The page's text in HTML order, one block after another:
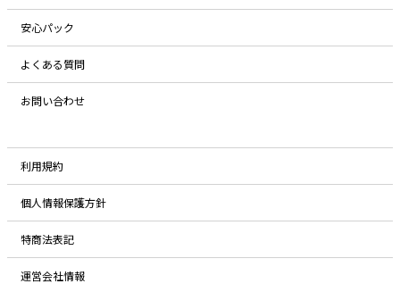
安心パック
よくある質問
お問い合わせ
利用規約
個人情報保護方針
特商法表記
運営会社情報